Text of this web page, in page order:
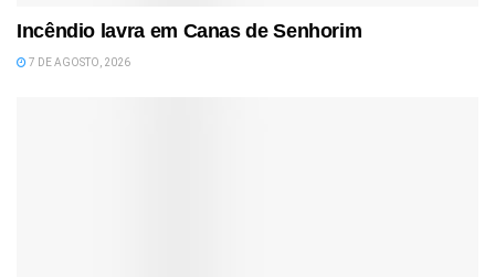
Incêndio lavra em Canas de Senhorim
7 DE AGOSTO, 2026